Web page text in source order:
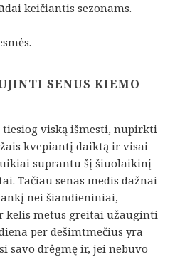
keičiantis sezonams.
SENUS KIEMO
viską išmesti, nupirkti
kvepiantį daiktą ir visai
suprantu šį šiuolaikinį
Tačiau senas medis dažnai
nei šiandieniniai,
kelis metus greitai užauginti
per dešimtmečius yra
savo drėgmę ir, jei nebuvo